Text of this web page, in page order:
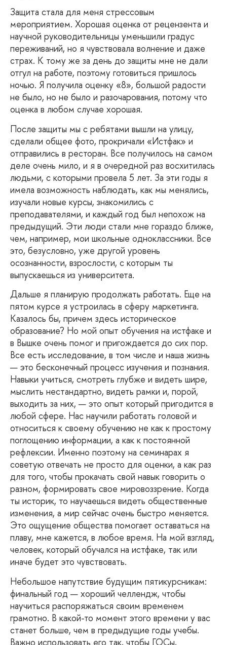
Защита стала для меня стрессовым
мероприятием. Хорошая оценка от рецензента и
научной руководительницы уменьшили градус
переживаний, но я чувствовала волнение и даже
страх. К тому же за день до защиты мне не дали
отгул на работе, поэтому готовиться пришлось
ночью. Я получила оценку «8», большой радости
не было, но не было и разочарования, потому что
оценка в любом случае хорошая.
После защиты мы с ребятами вышли на улицу,
сделали общее фото, прокричали «Истфак» и
отправились в ресторан. Все получилось на самом
деле очень мило, и я в очередной раз восхитилась
людьми, с которыми провела 5 лет. За эти годы я
имела возможность наблюдать, как мы менялись,
изучали новые курсы, знакомились с
преподавателями, и каждый год был непохож на
предыдущий. Эти люди стали мне гораздо ближе,
чем, например, мои школьные одноклассники. Все
это, безусловно, уже другой уровень
осознанности, взрослости, с которым ты
выпускаешься из университета.
Дальше я планирую продолжать работать. Еще на
пятом курсе я устроилась в сферу маркетинга.
Казалось бы, причем здесь историческое
образование? Но мой опыт обучения на истфаке и
в Вышке очень помог и пригождается до сих пор.
Все есть исследование, в том числе и наша жизнь
— это бесконечный процесс изучения и познания.
Навыки учиться, смотреть глубже и видеть шире,
мыслить нестандартно, видеть рамки и, порой,
выходить за них, — это опыт который пригодится в
любой сфере. Нас научили работать головой и
относиться к своему обучению не как к простому
поглощению информации, а как к постоянной
рефлексии. Именно поэтому на семинарах я
советую отвечать не просто для оценки, а как раз
для того, чтобы прокачать свой навык говорить о
разном, формировать свое мировоззрение. Когда
ты историк, то научаешься видеть общественные
изменения, а мир сейчас очень быстро меняется.
Это ощущение общества помогает оставаться на
плаву, мне кажется, в любое время. На мой взгляд,
человек, который обучался на истфаке, так или
иначе будет это чувствовать.
Небольшое напутствие будущим пятикурсникам:
финальный год — хороший челлендж, чтобы
научиться распоряжаться своим временем
грамотно. В какой-то момент этого времени у вас
станет больше, чем в предыдущие годы учебы.
Важно использовать его так, чтобы ГОСы,